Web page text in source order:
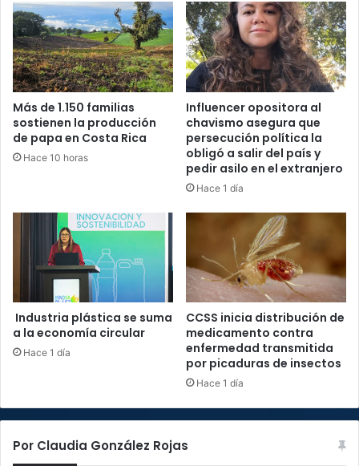
Más de 1.150 familias
sostienen la producción
de papa en Costa Rica
Hace 10 horas
Influencer opositora al
chavismo asegura que
persecución política la
obligó a salir del país y
pedir asilo en el extranjero
Hace 1 día
Industria plástica se suma
a la economía circular
Hace 1 día
CCSS inicia distribución de
medicamento contra
enfermedad transmitida
por picaduras de insectos
Hace 1 día
Por Claudia González Rojas